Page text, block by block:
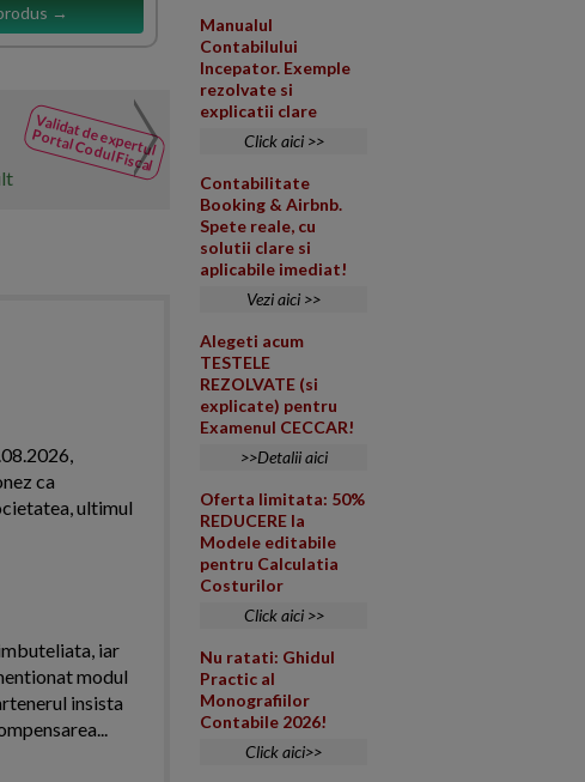
→
Validat de expertul
Portal Codul Fiscal
din Codul
ca
ultimul
iar
modul
insista
Manualul
Contabilului
Incepator. Exemple
rezolvate si
explicatii clare
Click aici >>
Contabilitate
Booking & Airbnb.
Spete reale, cu
solutii clare si
aplicabile imediat!
Vezi aici >>
Alegeti acum
TESTELE
REZOLVATE (si
explicate) pentru
Examenul CECCAR!
>>Detalii aici
Oferta limitata: 50%
REDUCERE la
Modele editabile
pentru Calculatia
Costurilor
Click aici >>
Nu ratati: Ghidul
Practic al
Monografiilor
Contabile 2026!
Click aici>>